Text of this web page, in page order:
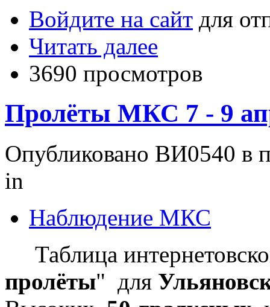
Войдите на сайт для
Читать далее
3690 просмотров
Пролёты МКС 7 - 9
Опубликовано ВИ0540 в
in
Наблюдение МКС
Таблица
пролёты" для